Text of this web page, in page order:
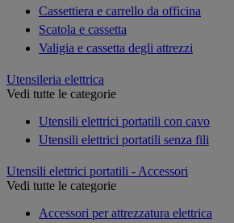
Cassettiera e carrello da officina
Scatola e cassetta
Valigia e cassetta degli attrezzi
Utensileria elettrica
Vedi tutte le categorie
Utensili elettrici portatili con cavo
Utensili elettrici portatili senza fili
Utensili elettrici portatili - Accessori
Vedi tutte le categorie
Accessori per attrezzatura elettrica